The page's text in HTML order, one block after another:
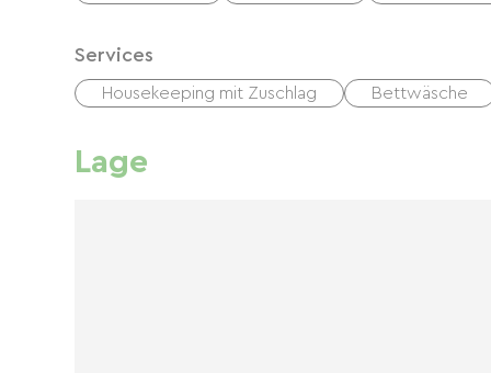
Services
Housekeeping mit Zuschlag Bettwäsche
Lage